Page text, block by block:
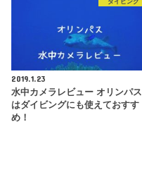
2019.1.23
水中カメラレビュー オリンパス
はダイビングにも使えておすす
め！